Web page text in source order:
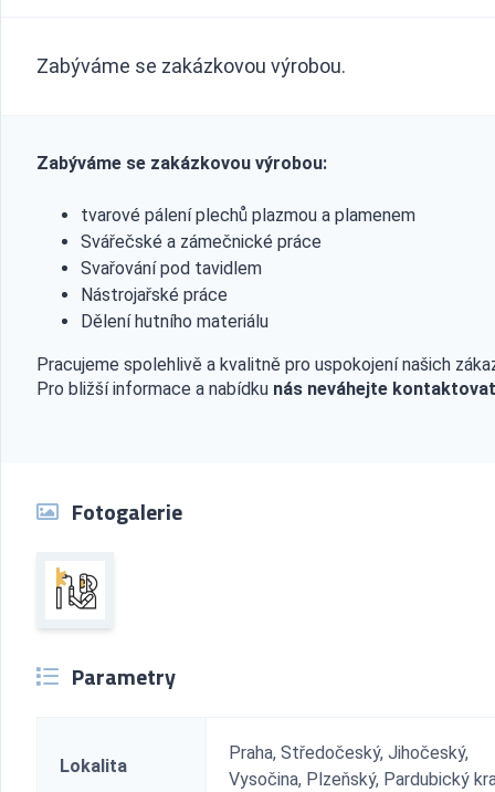
Zabýváme se zakázkovou výrobou.
Zabýváme se zakázkovou výrobou:
tvarové pálení plechů plazmou a plamenem
Svářečské a zámečnické práce
Svařování pod tavidlem
Nástrojařské práce
Dělení hutního materiálu
Pracujeme spolehlivě a kvalitně pro uspokojení našich
Pro bližší informace a nabídku nás neváhejte
Fotogalerie
Parametry
Lokalita
Praha, Středočeský, Jihočeský,
Vysočina, Plzeňský, Pardubický